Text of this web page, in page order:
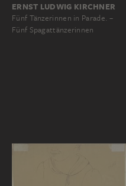
ERNST LUDWIG KIRCHNER
Fünf Tänzerinnen in Parade. –
Fünf Spagattänzerinnen